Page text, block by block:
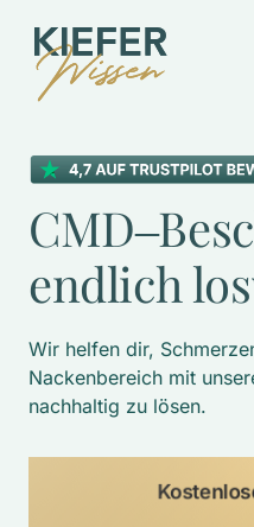
CMD‒
endlich
Wir helfen dir,
Nackenbereich mit
nachhaltig zu lösen.